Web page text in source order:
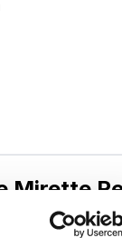
Mirette